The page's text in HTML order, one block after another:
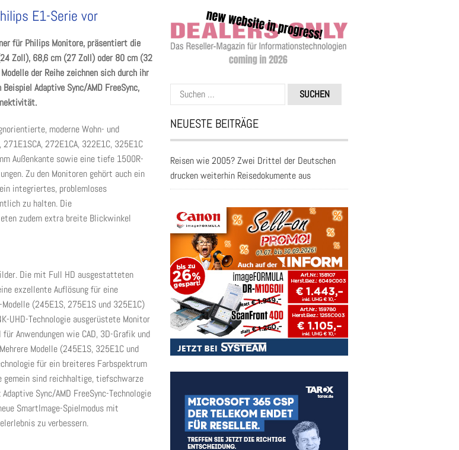
E1-Serie vor
für Philips Monitore, präsentiert die
Zoll), 68,6 cm (27 Zoll) oder 80 cm (32
der Reihe zeichnen sich durch ihr
Adaptive Sync/AMD FreeSync,
moderne Wohn- und
272E1CA, 322E1C, 325E1C
Außenkante sowie eine tiefe 1500R-
Zu den Monitoren gehört auch ein
integriertes, problemloses
zu halten. Die
zudem extra breite Blickwinkel
Die mit Full HD ausgestatteten
exzellente Auflösung für eine
(245E1S, 275E1S und 325E1C)
UHD-Technologie ausgerüstete Monitor
Anwendungen wie CAD, 3D-Grafik und
Modelle (245E1S, 325E1C und
für ein breiteres Farbspektrum
gemein sind reichhaltige, tiefschwarze
Sync/AMD FreeSync-Technologie
SmartImage-Spielmodus mit
zu verbessern.
Suchen
nach:
NEUESTE BEITRÄGE
Reisen wie 2005? Zwei Drittel der Deutschen
drucken weiterhin Reisedokumente aus